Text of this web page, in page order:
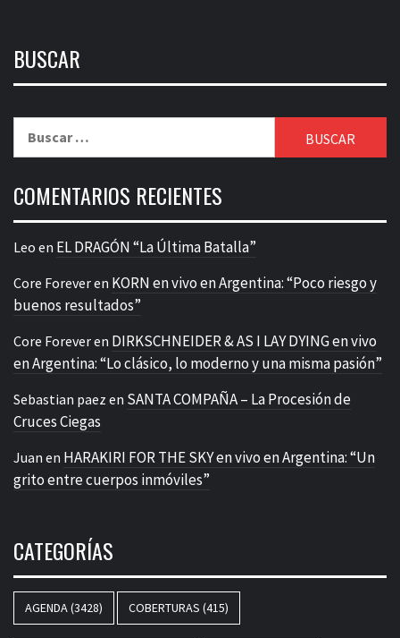
BUSCAR
COMENTARIOS RECIENTES
Leo en EL DRAGÓN “La Última Batalla”
Core Foreveren KORN en vivo en Argentina: “Poco riesgo y
buenos resultados”
Core Foreveren DIRKSCHNEIDER & AS I LAY DYING en vivo
en Argentina: “Lo clásico, lo moderno y una misma pasión”
Sebastian paez en SANTA COMPAÑA – La Procesión de
Cruces Ciegas
Juan en HARAKIRI FOR THE SKY en vivo en Argentina: “Un
grito entre cuerpos inmóviles”
CATEGORÍAS
AGENDA (3428) COBERTURAS (415)